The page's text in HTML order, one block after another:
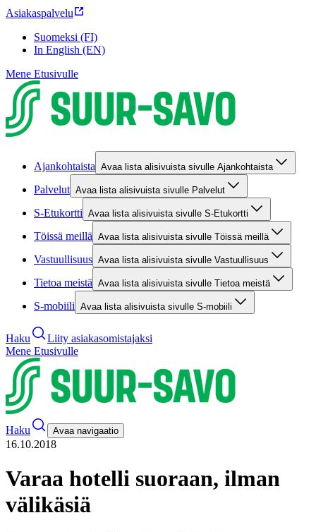
Asiakaspalvelu
Suomeksi (FI)
In English (EN)
Mene Etusivulle
Ajankohtaista Avaa lista alisivuista sivulle Ajankohtaista
Palvelut Avaa lista alisivuista sivulle Palvelut
S-Etukortti Avaa lista alisivuista sivulle S-Etukortti
Töissä meillä Avaa lista alisivuista sivulle Töissä meillä
Vastuullisuus Avaa lista alisivuista sivulle Vastuullisuus
Tietoa meistä Avaa lista alisivuista sivulle Tietoa meistä
S-mobiili Avaa lista alisivuista sivulle S-mobiili
Haku
Liity asiakasomistajaksi
Mene Etusivulle
Haku Avaa navigaatio
16.10.2018
Varaa hotelli suoraan, ilman
välikäsiä